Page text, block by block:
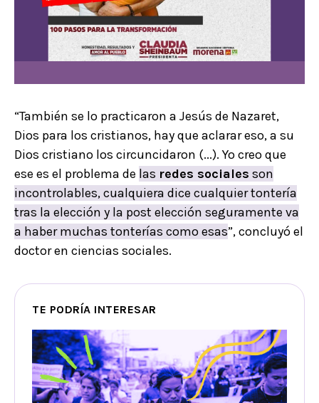
“También se lo practicaron a Jesús de Nazaret,
Dios para los cristianos, hay que aclarar eso, a su
Dios cristiano los circuncidaron (...). Yo creo que
ese es el problema de las redes sociales son
incontrolables, cualquiera dice cualquier tontería
tras la elección y la post elección seguramente va
a haber muchas tonterías como esas”, concluyó el
doctor en ciencias sociales.
TE PODRÍA INTERESAR